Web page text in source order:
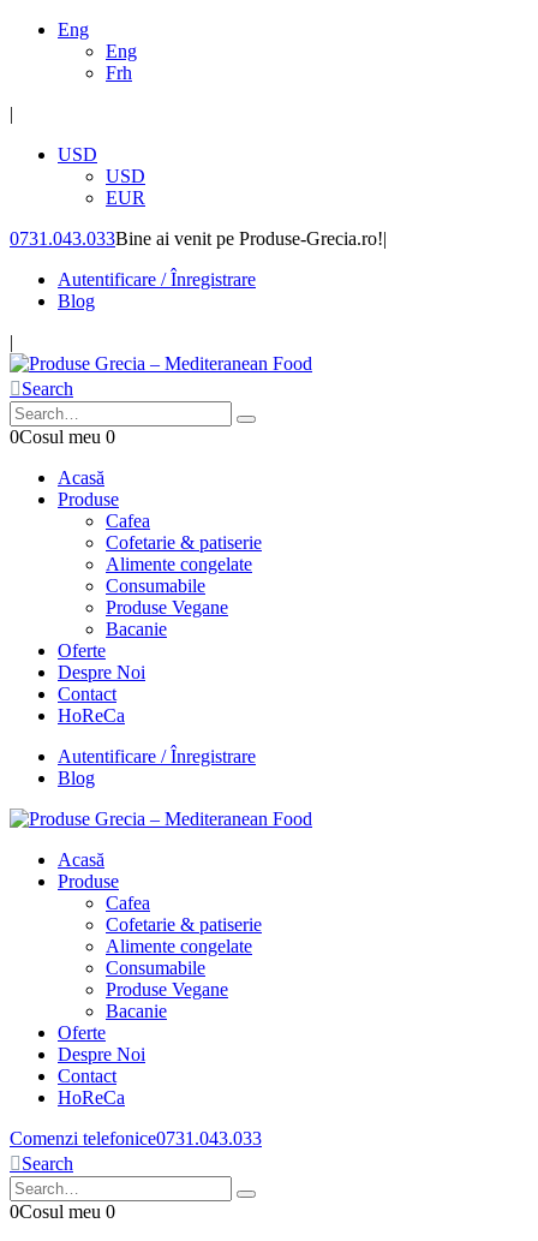
Eng
Eng
Frh
|
USD
USD
EUR
0731.043.033Bine ai venit pe Produse-Grecia.ro!|
Autentificare / Înregistrare
Blog
|
Search
0Cosul meu 0
Acasă
Produse
Cafea
Cofetarie & patiserie
Alimente congelate
Consumabile
Produse Vegane
Bacanie
Oferte
Despre Noi
Contact
HoReCa
Autentificare / Înregistrare
Blog
Acasă
Produse
Cafea
Cofetarie & patiserie
Alimente congelate
Consumabile
Produse Vegane
Bacanie
Oferte
Despre Noi
Contact
HoReCa
Comenzi telefonice0731.043.033
Search
0Cosul meu 0